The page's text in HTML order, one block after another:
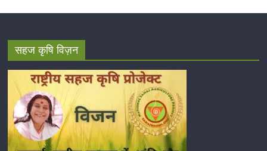
सहज कृषि विज़न